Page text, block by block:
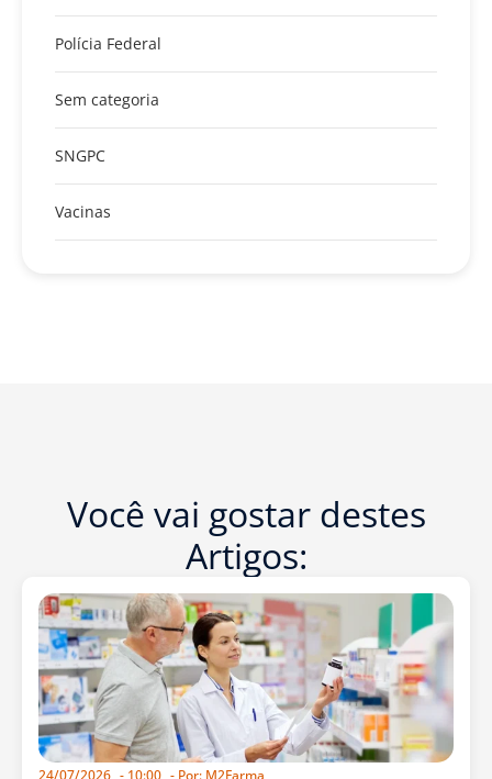
Polícia Federal
Sem categoria
SNGPC
Vacinas
Você vai gostar destes
Artigos:
24/07/2026 - 10:00 - Por: M2Farma